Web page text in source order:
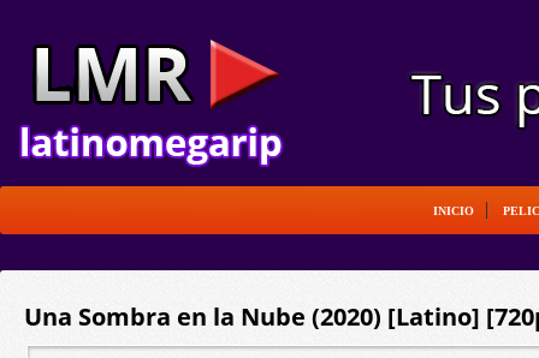
INICIO
Una Sombra en la Nube (2020) [Latino]